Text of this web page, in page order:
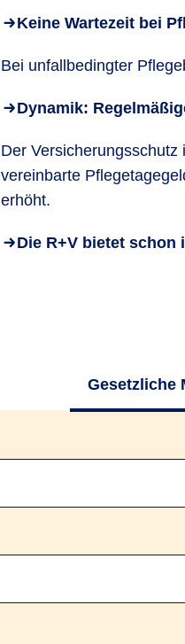
Keine Wartezeit bei
Bei unfallbedingter
Dynamik:
Der
vereinbarte
erhöht.
Die R+V bietet
Gesetzliche